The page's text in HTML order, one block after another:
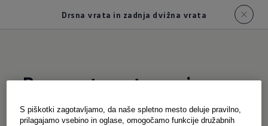
Drsna vrata in zadnja dvižna vrata
Preprosto vstopanje,
udobno natovarjanje
S piškotki zagotavljamo, da naše spletno mesto deluje pravilno,
prilagajamo vsebino in oglase, omogočamo funkcije družabnih